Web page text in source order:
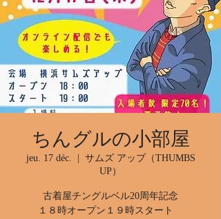
ちんグルの小部屋
jeu. 17 déc.
サムズ アップ（THUMBS
UP）
古着屋チングルベル20周年記念
１８時オープン１９時スタート